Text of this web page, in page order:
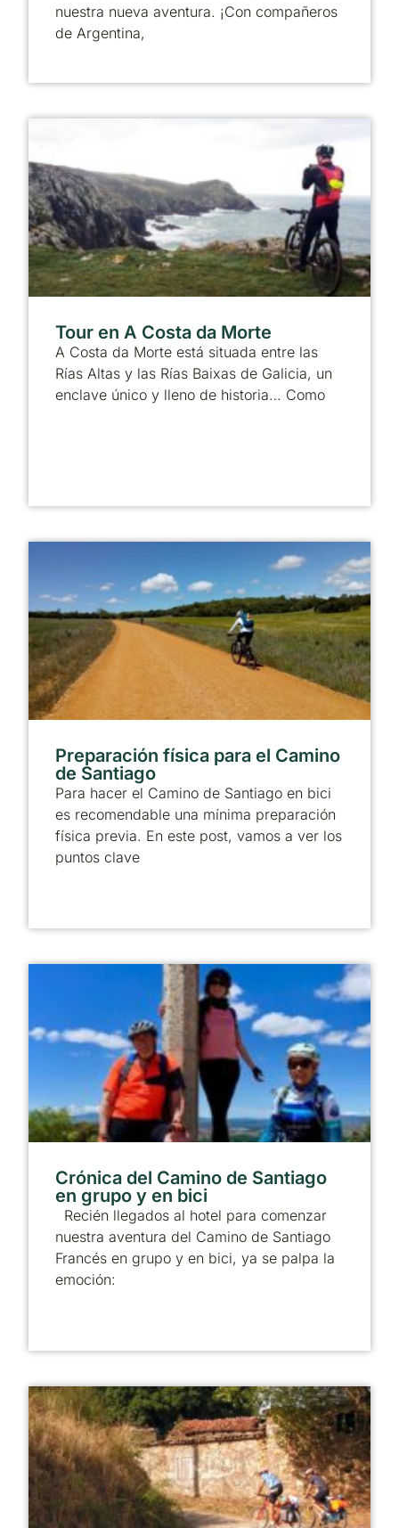
nuestra nueva aventura. ¡Con compañeros
de Argentina,
Tour en A Costa da Morte
A Costa da Morte está situada entre las
Rías Altas y las Rías Baixas de Galicia, un
enclave único y lleno de historia… Como
Preparación física para el Camino
de Santiago
Para hacer el Camino de Santiago en bici
es recomendable una mínima preparación
física previa. En este post, vamos a ver los
puntos clave
Crónica del Camino de Santiago
en grupo y en bici
Recién llegados al hotel para comenzar
nuestra aventura del Camino de Santiago
Francés en grupo y en bici, ya se palpa la
emoción: